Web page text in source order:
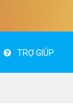
TRỢ GIÚP